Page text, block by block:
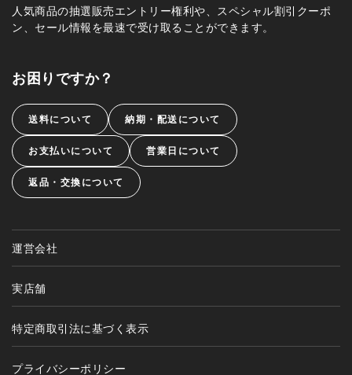
人気商品の抽選販売エントリー権利や、スペシャル割引クーポ
ン、セール情報を最速で受け取ることができます。
お困りですか？
送料について 納期・配送について
お支払いについて 営業日について
返品・交換について
運営会社
実店舗
特定商取引法に基づく表示
プライバシーポリシー